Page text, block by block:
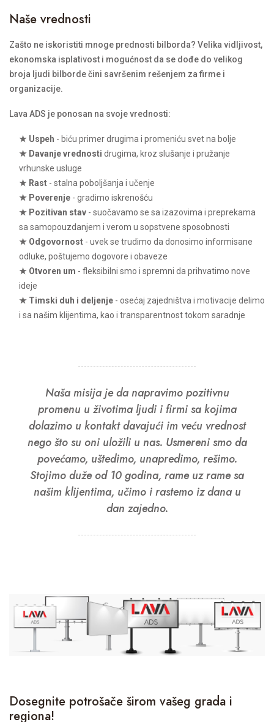
Naše vrednosti
Zašto ne iskoristiti mnoge prednosti bilborda? Velika vidljivost,
ekonomska isplativost i mogućnost da se dođe do velikog
broja ljudi bilborde čini savršenim rešenjem za firme i
organizacije.
Lava ADS je ponosan na svoje vrednosti:
★ Uspeh - biću primer drugima i promeniću svet na bolje
★ Davanje vrednosti drugima, kroz slušanje i pružanje
vrhunske usluge
★ Rast - stalna poboljšanja i učenje
★ Poverenje - gradimo iskrenošću
★ Pozitivan stav - suočavamo se sa izazovima i preprekama
sa samopouzdanjem i verom u sopstvene sposobnosti
★ Odgovornost - uvek se trudimo da donosimo informisane
odluke, poštujemo dogovore i obaveze
★ Otvoren um - fleksibilni smo i spremni da prihvatimo nove
ideje
★ Timski duh i deljenje - osećaj zajedništva i motivacije delimo
i sa našim klijentima, kao i transparentnost tokom saradnje
Naša misija je da napravimo pozitivnu
promenu u životima ljudi i firmi sa kojima
dolazimo u kontakt davajući im veću vrednost
nego što su oni uložili u nas. Usmereni smo da
povećamo, uštedimo, unapredimo, rešimo.
Stojimo duže od 10 godina, rame uz rame sa
našim klijentima, učimo i rastemo iz dana u
dan zajedno.
Dosegnite potrošače širom vašeg grada i
regiona!